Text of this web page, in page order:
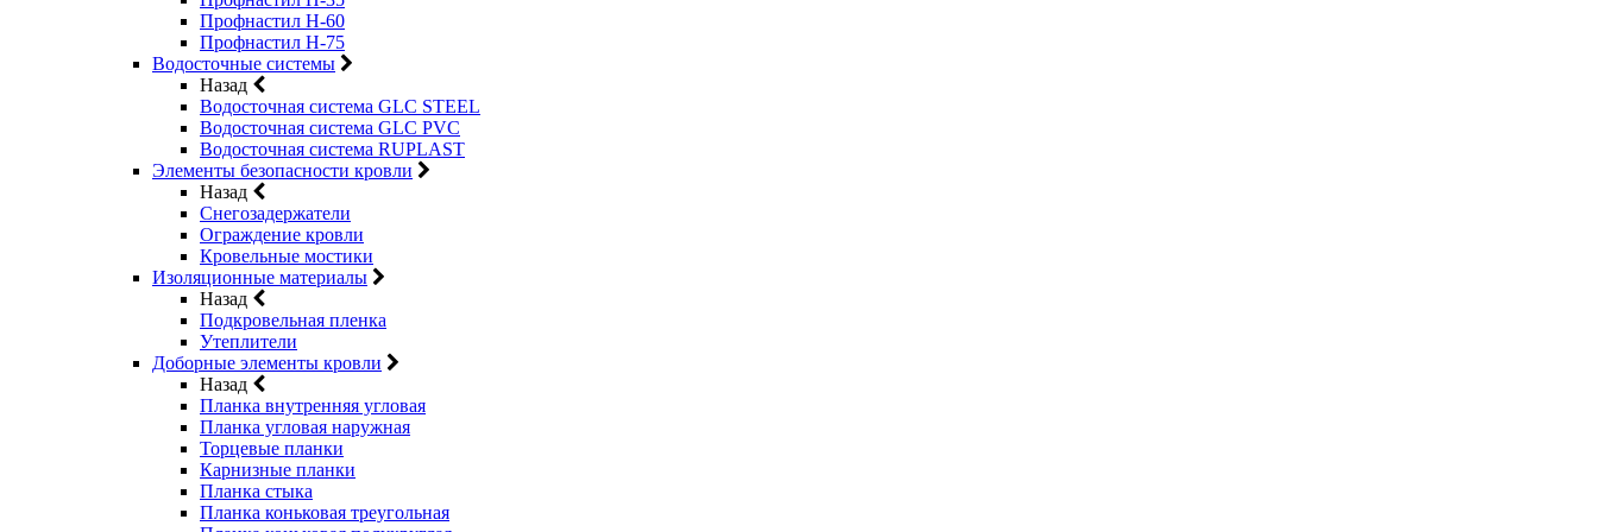
Профнастил Н-60
Профнастил Н-75
Водосточные системы
Назад
Водосточная система GLC STEEL
Водосточная система GLC PVC
Водосточная система RUPLAST
Элементы безопасности кровли
Назад
Снегозадержатели
Ограждение кровли
Кровельные мостики
Изоляционные материалы
Назад
Подкровельная пленка
Утеплители
Доборные элементы кровли
Назад
Планка внутренняя угловая
Планка угловая наружная
Торцевые планки
Карнизные планки
Планка стыка
Планка коньковая треугольная